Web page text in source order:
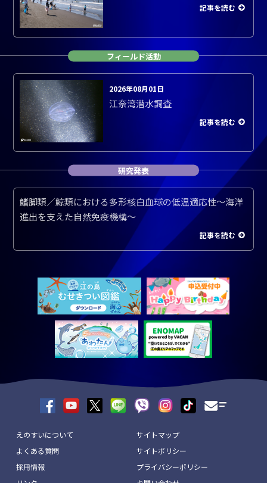
記事を読む
フィールド活動
2026年08月01日
江奈湾潜水調査
記事を読む
研究発表
鰭脚類／鯨類における多形核白血球の低温適応性～海洋
進出を支えた自然免疫機構～
記事を読む
えのすいについて
よくある質問
採用情報
サイトマップ
サイトポリシー
プライバシーポリシー